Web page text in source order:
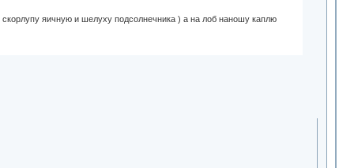
яичную и шелуху подсолнечника ) а на лоб наношу каплю